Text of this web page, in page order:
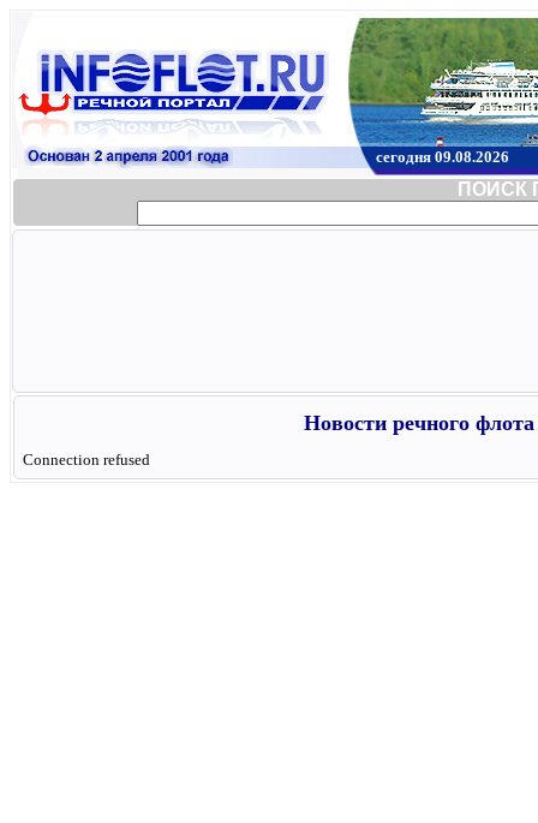
сегодня 09.08.2026
ПОИСК
Новости речного
Connection refused